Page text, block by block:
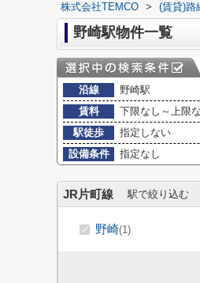
株式会社TEMCO > (賃貸)路
野崎駅物件一覧
沿線
野崎駅
賃料
下限なし～上限
駅徒歩
指定しない
設備条件
指定なし
JR片町線 駅で絞り込む
野崎(1)